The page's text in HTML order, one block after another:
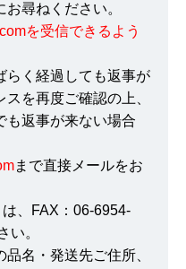
尋ねください。
を受信できるよう
らく経過しても返事が
を再度ご確認の上、
も返事が来ない場合
まで直接メールをお
、FAX：06-6954-
い。
名・発送先ご住所、